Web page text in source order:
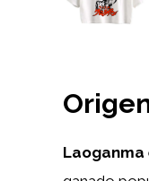
Laoganma